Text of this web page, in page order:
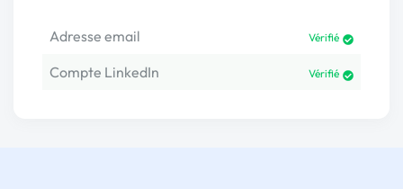
Adresse email Vérifié
Compte LinkedIn Vérifié